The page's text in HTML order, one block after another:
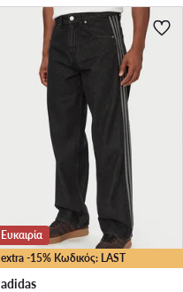
extra -15% Κωδικός: LAST
Ευκαιρία
adidas